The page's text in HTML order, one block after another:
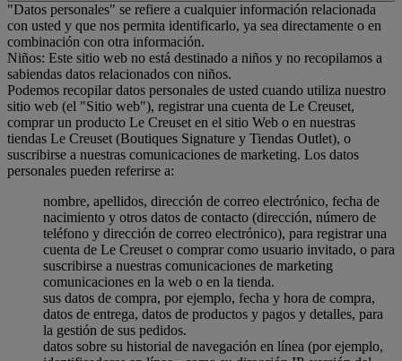
"Datos personales" se refiere a cualquier información relacionada
con usted y que nos permita identificarlo, ya sea directamente o en
combinación con otra información.
Niños: Este sitio web no está destinado a niños y no recopilamos a
sabiendas datos relacionados con niños.
Podemos recopilar datos personales de usted cuando utiliza nuestro
sitio web (el "Sitio web"), registrar una cuenta de Le Creuset,
comprar un producto Le Creuset en el sitio Web o en nuestras
tiendas Le Creuset (Boutiques Signature y Tiendas Outlet), o
suscribirse a nuestras comunicaciones de marketing. Los datos
personales pueden referirse a:
nombre, apellidos, dirección de correo electrónico, fecha de
nacimiento y otros datos de contacto (dirección, número de
teléfono y dirección de correo electrónico), para registrar una
cuenta de Le Creuset o comprar como usuario invitado, o para
suscribirse a nuestras comunicaciones de marketing
comunicaciones en la web o en la tienda.
sus datos de compra, por ejemplo, fecha y hora de compra,
datos de entrega, datos de productos y pagos y detalles, para
la gestión de sus pedidos.
datos sobre su historial de navegación en línea (por ejemplo,